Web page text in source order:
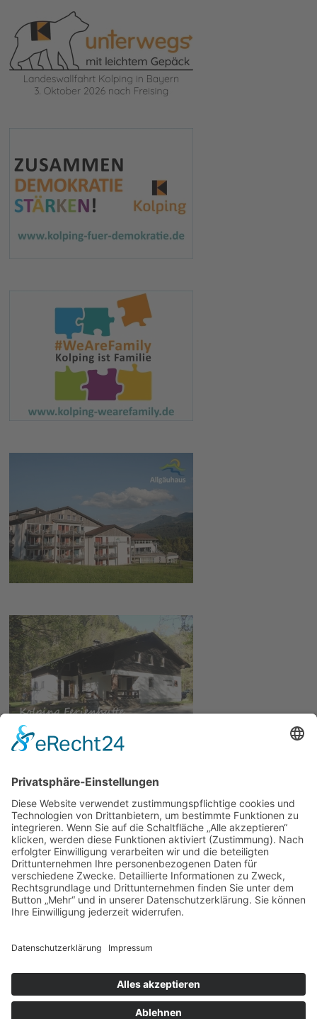
© 2026 | Kolpingwerk Diözesanverband Augsburg
Datenschutzerklärung|Impressum